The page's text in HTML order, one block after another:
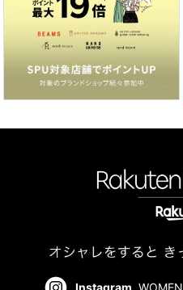
Instagram WOMEN